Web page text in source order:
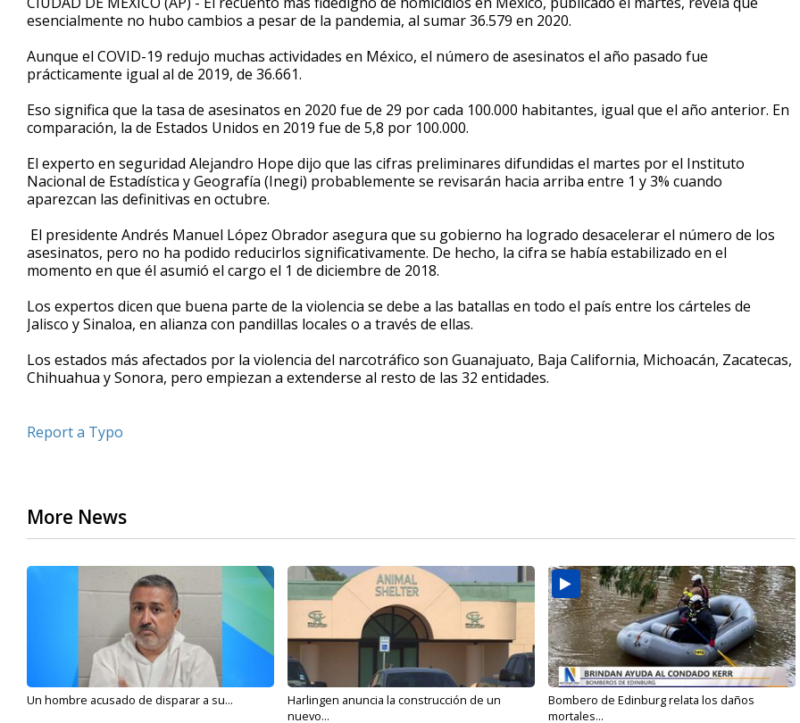
esencialmente no hubo cambios a pesar de la pandemia, al sumar 36.579 en 2020.
Aunque el COVID-19 redujo muchas actividades en México, el número de asesinatos el año pasado fue
prácticamente igual al de 2019, de 36.661.
Eso significa que la tasa de asesinatos en 2020 fue de 29 por cada 100.000 habitantes, igual que el año anterior. En
comparación, la de Estados Unidos en 2019 fue de 5,8 por 100.000.
El experto en seguridad Alejandro Hope dijo que las cifras preliminares difundidas el martes por el Instituto
Nacional de Estadística y Geografía (Inegi) probablemente se revisarán hacia arriba entre 1 y 3% cuando
aparezcan las definitivas en octubre.
El presidente Andrés Manuel López Obrador asegura que su gobierno ha logrado desacelerar el número de los
asesinatos, pero no ha podido reducirlos significativamente. De hecho, la cifra se había estabilizado en el
momento en que él asumió el cargo el 1 de diciembre de 2018.
Los expertos dicen que buena parte de la violencia se debe a las batallas en todo el país entre los cárteles de
Jalisco y Sinaloa, en alianza con pandillas locales o a través de ellas.
Los estados más afectados por la violencia del narcotráfico son Guanajuato, Baja California, Michoacán, Zacatecas,
Chihuahua y Sonora, pero empiezan a extenderse al resto de las 32 entidades.
Report a Typo
More News
Un hombre acusado de disparar a su...
Harlingen anuncia la construcción de un
nuevo...
Bombero de Edinburg relata los daños
mortales...